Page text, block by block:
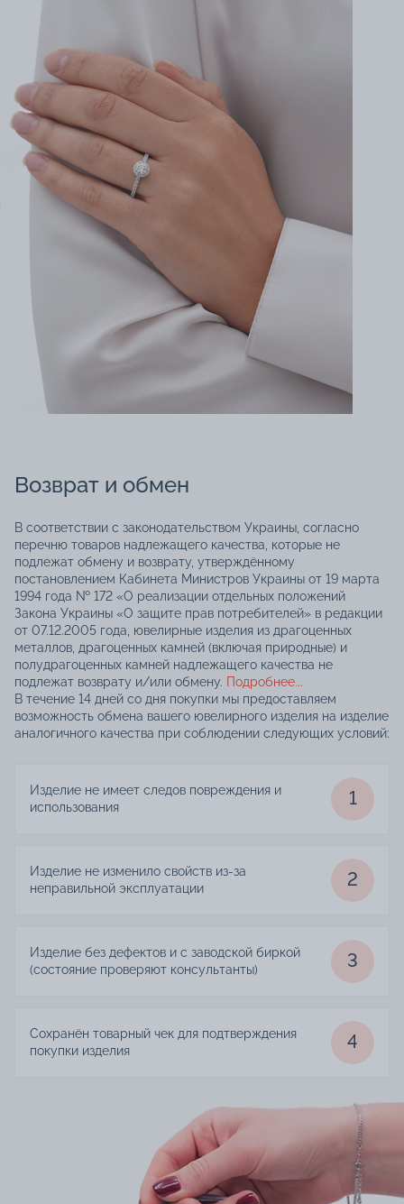
Возврат и обмен
В соответствии с законодательством Украины, согласно
перечню товаров надлежащего качества, которые не
подлежат обмену и возврату, утверждённому
постановлением Кабинета Министров Украины от 19 марта
1994 года № 172 «О реализации отдельных положений
Закона Украины «О защите прав потребителей» в редакции
от 07.12.2005 года, ювелирные изделия из драгоценных
металлов, драгоценных камней (включая природные) и
полудрагоценных камней надлежащего качества не
подлежат возврату и/или обмену. Подробнее...
В течение 14 дней со дня покупки мы предоставляем
возможность обмена вашего ювелирного изделия на изделие
аналогичного качества при соблюдении следующих условий:
Изделие не имеет следов повреждения и
использования
1
Изделие не изменило свойств из-за
неправильной эксплуатации
2
Изделие без дефектов и с заводской биркой
(состояние проверяют консультанты)
3
Сохранён товарный чек для подтверждения
покупки изделия
4